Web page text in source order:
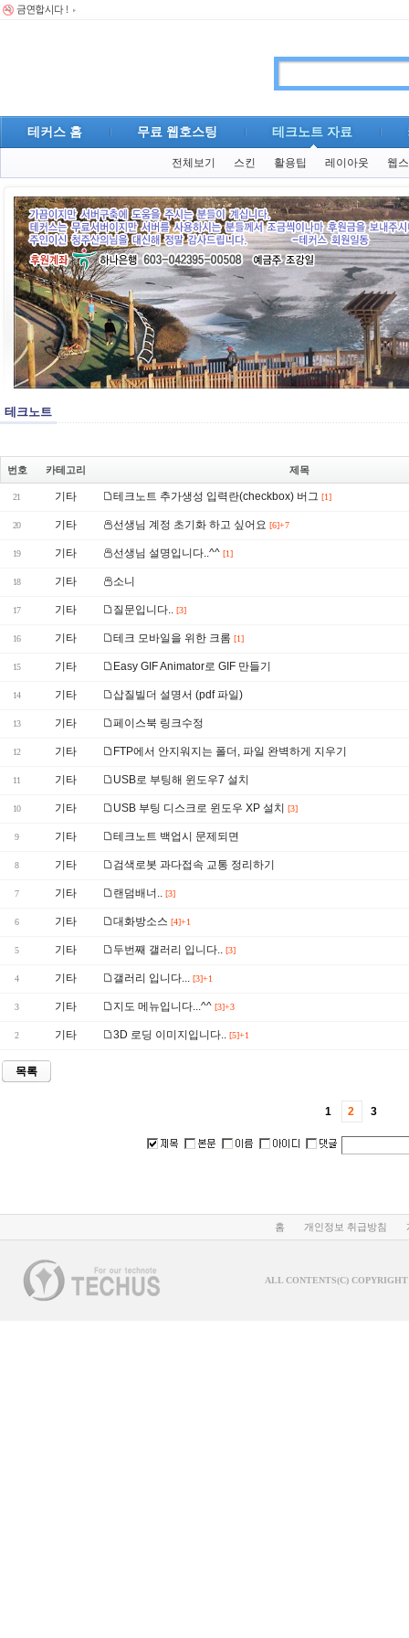
테커스 홈 무료 웹호스팅 테크노트 자료
전체보기 스킨 활용팁 레이아웃 웹
테크노트
번호 카테고리 제목
21 기타 테크노트 추가생성 입력란(checkbox) 버그 [1]
20 기타 선생님 계정 초기화 하고 싶어요 [6]+7
19 기타 선생님 설명입니다..^^ [1]
18 기타 소니
17 기타 질문입니다.. [3]
16 기타 테크 모바일을 위한 크롬 [1]
15 기타 Easy GIF Animator로 GIF 만들기
14 기타 삽질빌더 설명서 (pdf 파일)
13 기타 페이스북 링크수정
12 기타 FTP에서 안지워지는 폴더, 파일 완벽하게 지우기
11 기타 USB로 부팅해 윈도우7 설치
10 기타 USB 부팅 디스크로 윈도우 XP 설치 [3]
9 기타 테크노트 백업시 문제되면
8 기타 검색로봇 과다접속 교통 정리하기
7 기타 랜덤배너.. [3]
6 기타 대화방소스 [4]+1
5 기타 두번째 갤러리 입니다.. [3]
4 기타 갤러리 입니다... [3]+1
3 기타 지도 메뉴입니다...^^ [3]+3
2 기타 3D 로딩 이미지입니다.. [5]+1
목록
1 2 3
홈 개인정보 취급방침
ALL CONTENTS(C)